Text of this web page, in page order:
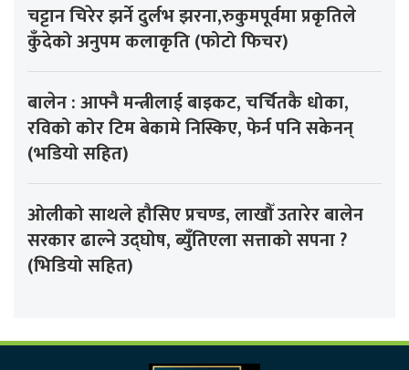
चट्टान चिरेर झर्ने दुर्लभ झरना,रुकुमपूर्वमा प्रकृतिले
कुँदेको अनुपम कलाकृति (फोटो फिचर)
बालेन : आफ्नै मन्त्रीलाई बाइकट, चर्चितकै धोका,
रविको कोर टिम बेकामे निस्किए, फेर्न पनि सकेनन्
(भडियो सहित)
ओलीको साथले हौसिए प्रचण्ड, लाखौँ उतारेर बालेन
सरकार ढाल्ने उद्घोष, ब्युँतिएला सत्ताको सपना ?
(भिडियो सहित)